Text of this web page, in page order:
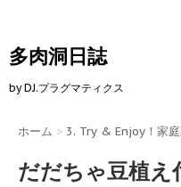
多肉洞日誌
by DJ.プラグマティクス
ホーム > 3. Try & Enjoy！家
だだちゃ豆植え